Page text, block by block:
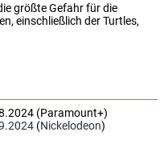
größte Gefahr für die
einschließlich der Turtles,
(Paramount+)
(Nickelodeon)